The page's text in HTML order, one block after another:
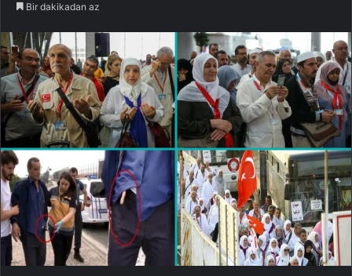
Bir dakikadan az